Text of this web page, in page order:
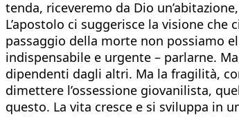
tenda, riceveremo da Dio
L’apostolo ci suggerisce la visione
passaggio della morte non possiamo
indispensabile e urgente – parlarne.
dipendenti dagli altri. Ma la fragilità,
dimettere l’ossessione giovanilista,
questo. La vita cresce e si sviluppa in